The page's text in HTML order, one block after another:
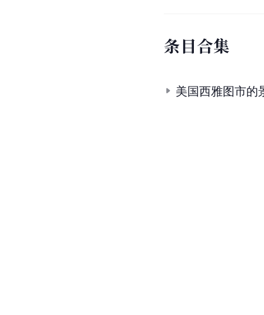
条目合集
美国西雅图市的